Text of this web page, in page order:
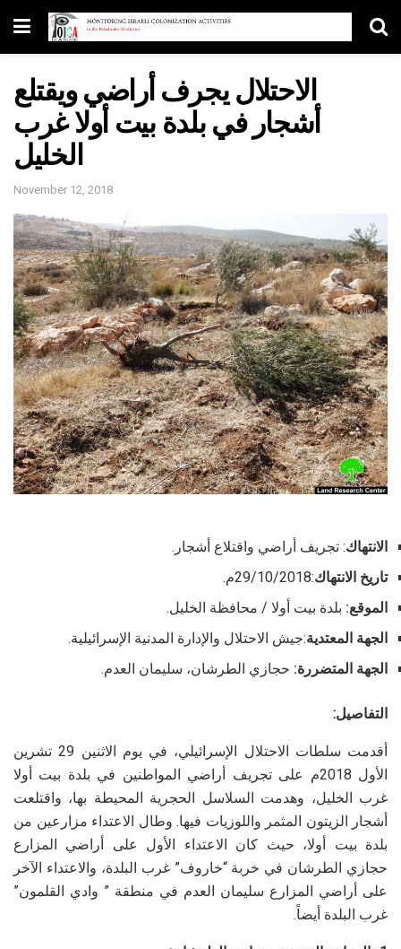
الاحتلال يجرف أراضي ويقتلع
أشجار في بلدة بيت أولا غرب
الخليل
November 12, 2018
الانتهاك: تجريف أراضي واقتلاع أشجار.
تاريخ الانتهاك:29/10/2018م.
الموقع: بلدة بيت أولا / محافظة الخليل.
الجهة المعتدية:جيش الاحتلال والإدارة المدنية الإسرائيلية.
الجهة المتضررة: حجازي الطرشان، سليمان العدم.
التفاصيل:
أقدمت سلطات الاحتلال الإسرائيلي، في يوم الاثنين 29 تشرين
الأول 2018م على تجريف أراضي المواطنين في بلدة بيت أولا
غرب الخليل، وهدمت السلاسل الحجرية المحيطة بها، واقتلعت
أشجار الزيتون المثمر واللوزيات فيها. وطال الاعتداء مزارعين من
بلدة بيت أولا، حيث كان الاعتداء الأول على أراضي المزارع
حجازي الطرشان في خربة “خاروف” غرب البلدة، والاعتداء الآخر
على أراضي المزارع سليمان العدم في منطقة ” وادي القلمون”
غرب البلدة أيضاً.